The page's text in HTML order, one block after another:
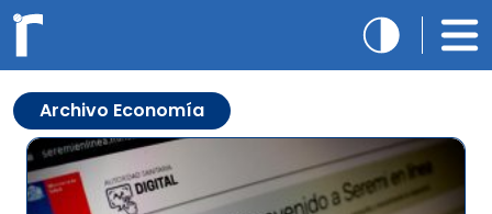
Archivo Economía